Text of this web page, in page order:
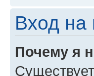
Вход на
Почему я